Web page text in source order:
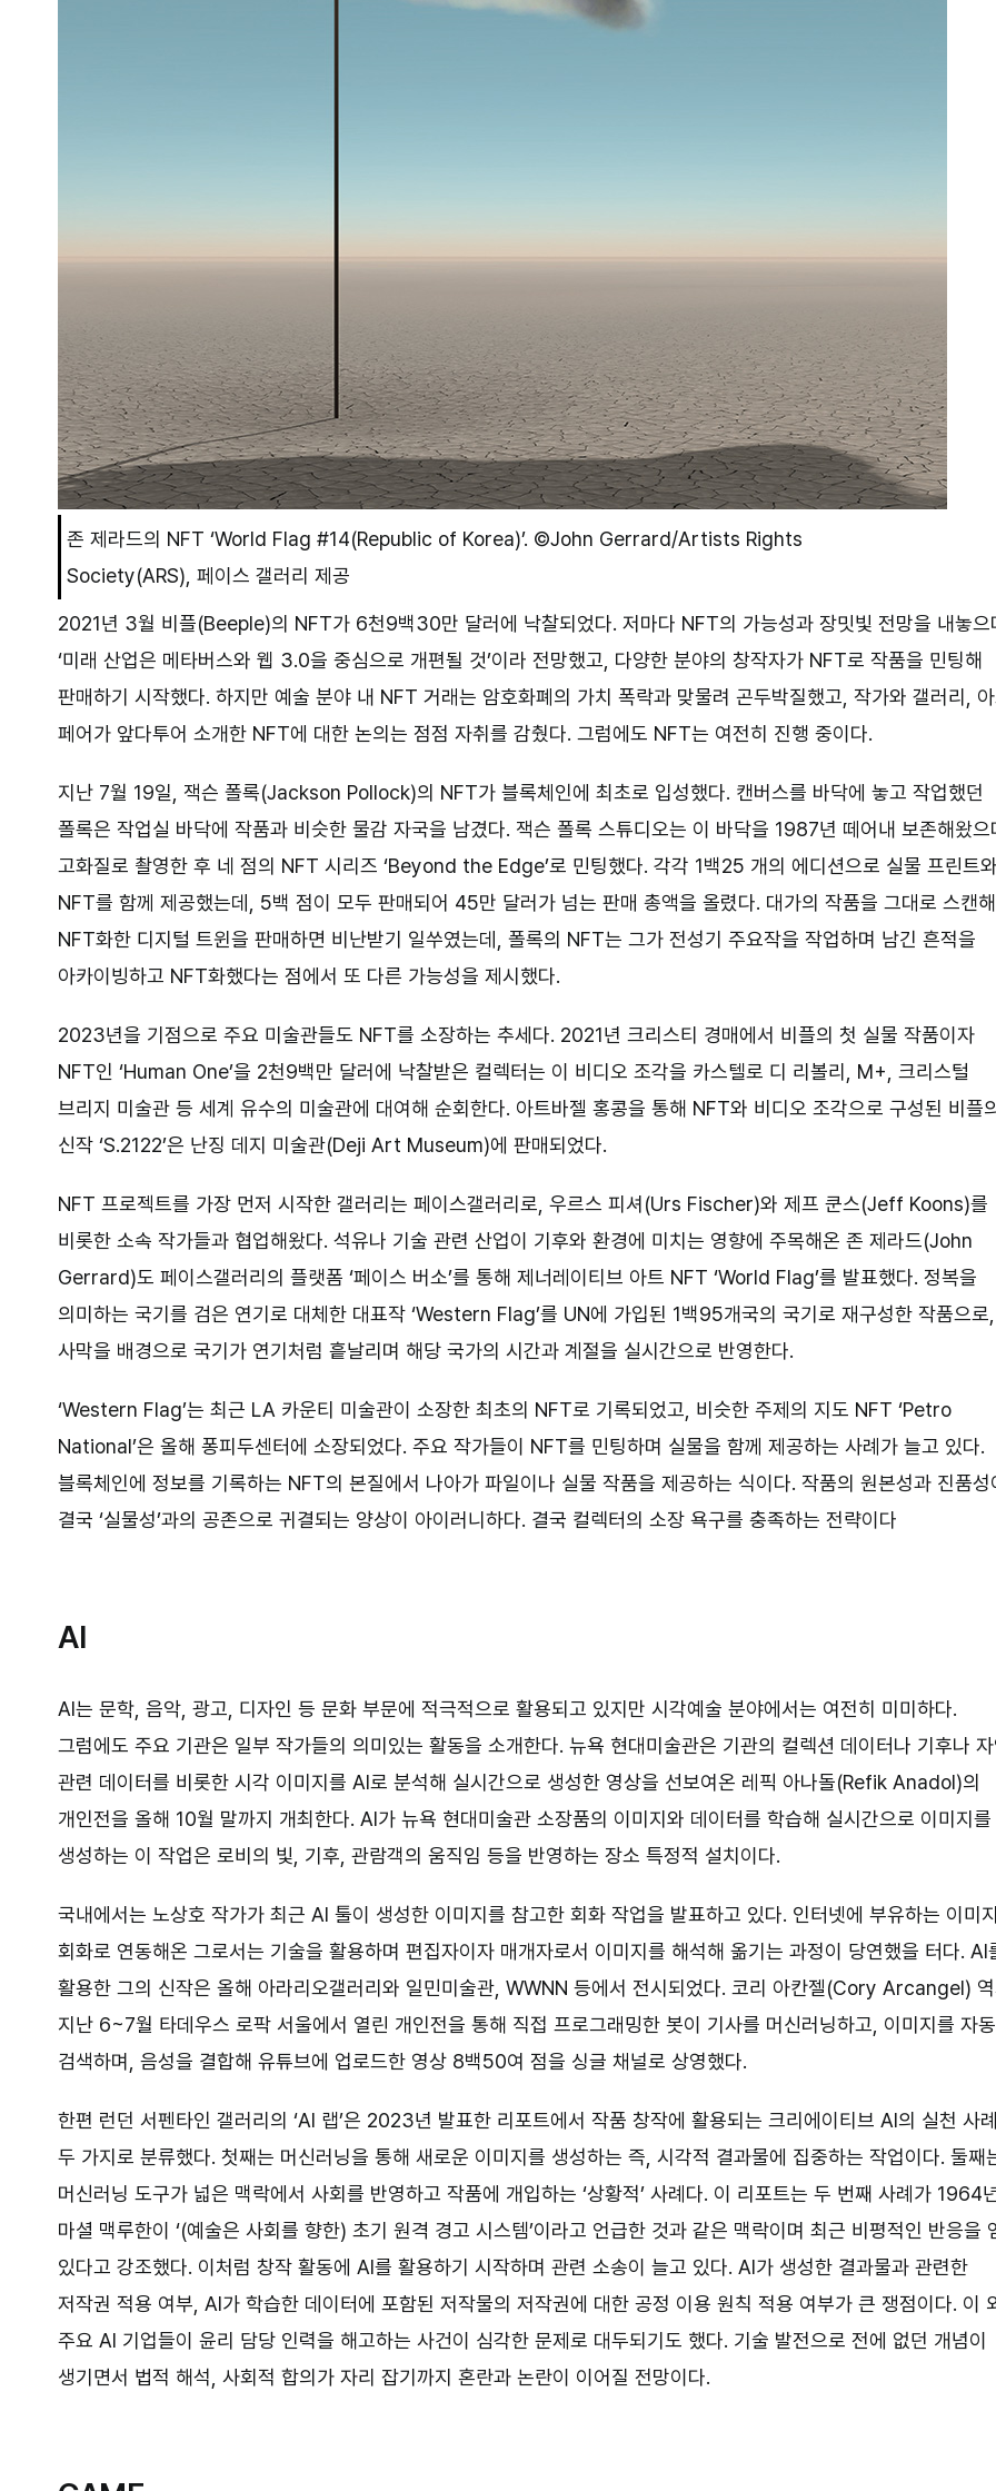
존 제라드의 NFT ‘World Flag #14(Republic of Korea)’. ©John Gerrard/Artists Rights
Society(ARS), 페이스 갤러리 제공
2021년 3월 비플(Beeple)의 NFT가 6천9백30만 달러에 낙찰되었다. 저마다 NFT의 가능성과 장밋빛 전망을 내놓으
‘미래 산업은 메타버스와 웹 3.0을 중심으로 개편될 것’이라 전망했고, 다양한 분야의 창작자가 NFT로 작품을 민팅해
판매하기 시작했다. 하지만 예술 분야 내 NFT 거래는 암호화폐의 가치 폭락과 맞물려 곤두박질했고, 작가와 갤러리,
페어가 앞다투어 소개한 NFT에 대한 논의는 점점 자취를 감췄다. 그럼에도 NFT는 여전히 진행 중이다.
지난 7월 19일, 잭슨 폴록(Jackson Pollock)의 NFT가 블록체인에 최초로 입성했다. 캔버스를 바닥에 놓고 작업했던
폴록은 작업실 바닥에 작품과 비슷한 물감 자국을 남겼다. 잭슨 폴록 스튜디오는 이 바닥을 1987년 떼어내 보존해왔으
고화질로 촬영한 후 네 점의 NFT 시리즈 ‘Beyond the Edge’로 민팅했다. 각각 1백25 개의 에디션으로 실물 프린트
NFT를 함께 제공했는데, 5백 점이 모두 판매되어 45만 달러가 넘는 판매 총액을 올렸다. 대가의 작품을 그대로 스캔해
NFT화한 디지털 트윈을 판매하면 비난받기 일쑤였는데, 폴록의 NFT는 그가 전성기 주요작을 작업하며 남긴 흔적을
아카이빙하고 NFT화했다는 점에서 또 다른 가능성을 제시했다.
2023년을 기점으로 주요 미술관들도 NFT를 소장하는 추세다. 2021년 크리스티 경매에서 비플의 첫 실물 작품이자
NFT인 ‘Human One’을 2천9백만 달러에 낙찰받은 컬렉터는 이 비디오 조각을 카스텔로 디 리볼리, M+, 크리스털
브리지 미술관 등 세계 유수의 미술관에 대여해 순회한다. 아트바젤 홍콩을 통해 NFT와 비디오 조각으로 구성된 비플
신작 ‘S.2122’은 난징 데지 미술관(Deji Art Museum)에 판매되었다.
NFT 프로젝트를 가장 먼저 시작한 갤러리는 페이스갤러리로, 우르스 피셔(Urs Fischer)와 제프 쿤스(Jeff Koons)를
비롯한 소속 작가들과 협업해왔다. 석유나 기술 관련 산업이 기후와 환경에 미치는 영향에 주목해온 존 제라드(John
Gerrard)도 페이스갤러리의 플랫폼 ‘페이스 버소’를 통해 제너레이티브 아트 NFT ‘World Flag’를 발표했다. 정복을
의미하는 국기를 검은 연기로 대체한 대표작 ‘Western Flag’를 UN에 가입된 1백95개국의 국기로 재구성한 작품으로,
사막을 배경으로 국기가 연기처럼 흩날리며 해당 국가의 시간과 계절을 실시간으로 반영한다.
‘Western Flag’는 최근 LA 카운티 미술관이 소장한 최초의 NFT로 기록되었고, 비슷한 주제의 지도 NFT ‘Petro
National’은 올해 퐁피두센터에 소장되었다. 주요 작가들이 NFT를 민팅하며 실물을 함께 제공하는 사례가 늘고 있다.
블록체인에 정보를 기록하는 NFT의 본질에서 나아가 파일이나 실물 작품을 제공하는 식이다. 작품의 원본성과 진품성
결국 ‘실물성’과의 공존으로 귀결되는 양상이 아이러니하다. 결국 컬렉터의 소장 욕구를 충족하는 전략이다
AI
AI는 문학, 음악, 광고, 디자인 등 문화 부문에 적극적으로 활용되고 있지만 시각예술 분야에서는 여전히 미미하다.
그럼에도 주요 기관은 일부 작가들의 의미있는 활동을 소개한다. 뉴욕 현대미술관은 기관의 컬렉션 데이터나 기후나
관련 데이터를 비롯한 시각 이미지를 AI로 분석해 실시간으로 생성한 영상을 선보여온 레픽 아나돌(Refik Anadol)의
개인전을 올해 10월 말까지 개최한다. AI가 뉴욕 현대미술관 소장품의 이미지와 데이터를 학습해 실시간으로 이미지를
생성하는 이 작업은 로비의 빛, 기후, 관람객의 움직임 등을 반영하는 장소 특정적 설치이다.
국내에서는 노상호 작가가 최근 AI 툴이 생성한 이미지를 참고한 회화 작업을 발표하고 있다. 인터넷에 부유하는 이미
회화로 연동해온 그로서는 기술을 활용하며 편집자이자 매개자로서 이미지를 해석해 옮기는 과정이 당연했을 터다. AI
활용한 그의 신작은 올해 아라리오갤러리와 일민미술관, WWNN 등에서 전시되었다. 코리 아칸젤(Cory Arcangel)
지난 6~7월 타데우스 로팍 서울에서 열린 개인전을 통해 직접 프로그래밍한 봇이 기사를 머신러닝하고, 이미지를 자동
검색하며, 음성을 결합해 유튜브에 업로드한 영상 8백50여 점을 싱글 채널로 상영했다.
한편 런던 서펜타인 갤러리의 ‘AI 랩’은 2023년 발표한 리포트에서 작품 창작에 활용되는 크리에이티브 AI의 실천 사
두 가지로 분류했다. 첫째는 머신러닝을 통해 새로운 이미지를 생성하는 즉, 시각적 결과물에 집중하는 작업이다. 둘째
머신러닝 도구가 넓은 맥락에서 사회를 반영하고 작품에 개입하는 ‘상황적’ 사례다. 이 리포트는 두 번째 사례가 1964
마셜 맥루한이 ‘(예술은 사회를 향한) 초기 원격 경고 시스템’이라고 언급한 것과 같은 맥락이며 최근 비평적인 반응을
있다고 강조했다. 이처럼 창작 활동에 AI를 활용하기 시작하며 관련 소송이 늘고 있다. AI가 생성한 결과물과 관련한
저작권 적용 여부, AI가 학습한 데이터에 포함된 저작물의 저작권에 대한 공정 이용 원칙 적용 여부가 큰 쟁점이다. 이
주요 AI 기업들이 윤리 담당 인력을 해고하는 사건이 심각한 문제로 대두되기도 했다. 기술 발전으로 전에 없던 개념이
생기면서 법적 해석, 사회적 합의가 자리 잡기까지 혼란과 논란이 이어질 전망이다.